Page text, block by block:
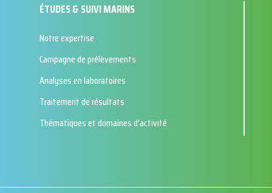
ÉTUDES & SUIVI MARINS
Notre expertise
Campagne de prélèvements
Analyses en laboratoires
Traitement de résultats
Thématiques et domaines d’activité